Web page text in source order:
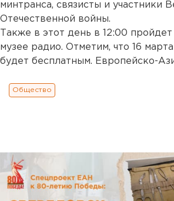
минтранса, связисты и участники
Отечественной войны.
Также в этот день в 12:00
музее радио. Отметим, что 16
будет бесплатным. Европейско-
Общество